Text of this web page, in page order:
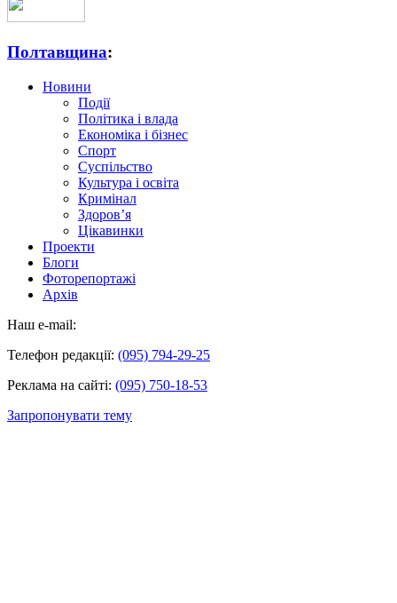
Полтавщина:
Новини
Події
Політика і влада
Економіка і бізнес
Спорт
Суспільство
Культура і освіта
Кримінал
Здоров’я
Цікавинки
Проекти
Блоги
Фоторепортажі
Архів
Наш e-mail:
Телефон редакції: (095) 794-29-25
Реклама на сайті: (095) 750-18-53
Запропонувати тему